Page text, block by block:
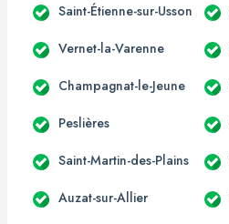
Saint-Étienne-sur-Usson
Vernet-la-Varenne
Champagnat-le-Jeune
Peslières
Saint-Martin-des-Plains
Auzat-sur-Allier